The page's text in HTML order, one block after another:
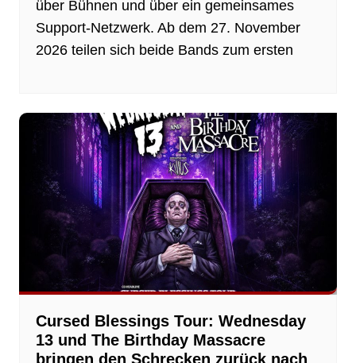
über Bühnen und über ein gemeinsames
Support-Netzwerk. Ab dem 27. November
2026 teilen sich beide Bands zum ersten
Cursed Blessings Tour: Wednesday
13 und The Birthday Massacre
bringen den Schrecken zurück nach